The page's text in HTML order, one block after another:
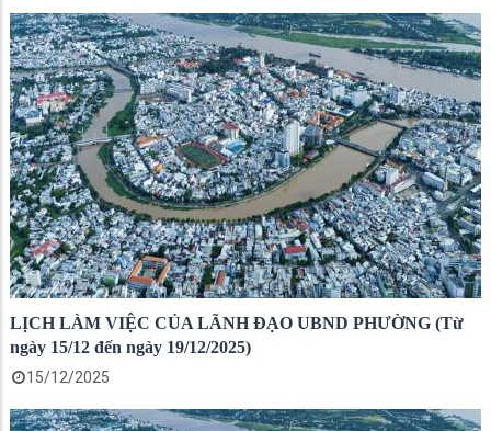
LỊCH LÀM VIỆC CỦA LÃNH ĐẠO UBND PHƯỜNG (Từ
ngày 15/12 đến ngày 19/12/2025)
15/12/2025